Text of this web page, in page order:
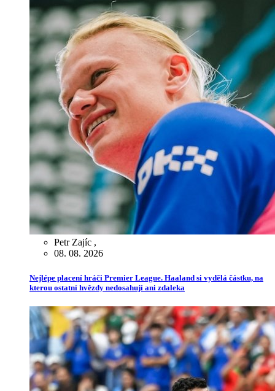
Petr Zajíc ,
08. 08. 2026
Nejlépe placení hráči Premier League. Haaland si vydělá částku, na
kterou ostatní hvězdy nedosahují ani zdaleka